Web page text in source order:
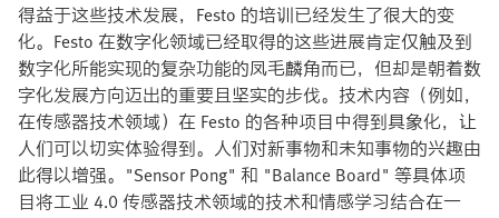
得益于这些技术发展，Festo 的培训已经发生了很大的变
化。Festo 在数字化领域已经取得的这些进展肯定仅触及到
数字化所能实现的复杂功能的凤毛麟角而已，但却是朝着数
字化发展方向迈出的重要且坚实的步伐。技术内容（例如，
在传感器技术领域）在 Festo 的各种项目中得到具象化，让
人们可以切实体验得到。人们对新事物和未知事物的兴趣由
此得以增强。"Sensor Pong" 和 "Balance Board" 等具体项
目将工业 4.0 传感器技术领域的技术和情感学习结合在一